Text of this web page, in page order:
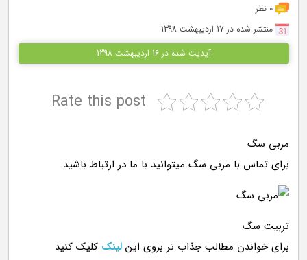
پادکست سگ ها
سمینار تهران 96
تماس با ما
0 نظر
منتشر شده در 17 اردیبهشت 1398
آپدیت شده در 16 اردیبهشت 1398
Rate this post
مربی سگ
برای تماس با مربی سگ میتوانید با ما در ارتباط باشید.
تربیت سگ
برای خواندن مطالب جذاب تر بروی اینلینک کلیک کنید